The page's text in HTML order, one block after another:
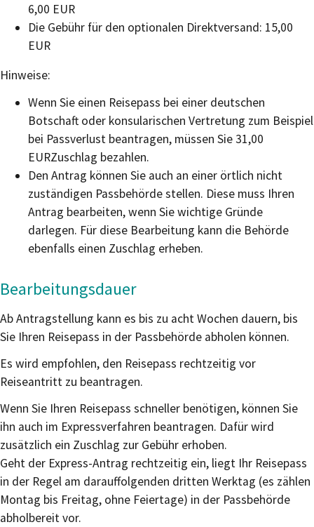
6,00 EUR
Die Gebühr für den optionalen Direktversand: 15,00
EUR
Hinweise:
Wenn Sie einen Reisepass bei einer deutschen
Botschaft oder konsularischen Vertretung zum Beispiel
bei Passverlust beantragen, müssen Sie 31,00
EURZuschlag bezahlen.
Den Antrag können Sie auch an einer örtlich nicht
zuständigen Passbehörde stellen. Diese muss Ihren
Antrag bearbeiten, wenn Sie wichtige Gründe
darlegen. Für diese Bearbeitung kann die Behörde
ebenfalls einen Zuschlag erheben.
Bearbeitungsdauer
Ab Antragstellung kann es bis zu acht Wochen dauern, bis
Sie Ihren Reisepass in der Passbehörde abholen können.
Es wird empfohlen, den Reisepass rechtzeitig vor
Reiseantritt zu beantragen.
Wenn Sie Ihren Reisepass schneller benötigen, können Sie
ihn auch im Expressverfahren beantragen. Dafür wird
zusätzlich ein Zuschlag zur Gebühr erhoben.
Geht der Express-Antrag rechtzeitig ein, liegt Ihr Reisepass
in der Regel am darauffolgenden dritten Werktag (es zählen
Montag bis Freitag, ohne Feiertage) in der Passbehörde
abholbereit vor.